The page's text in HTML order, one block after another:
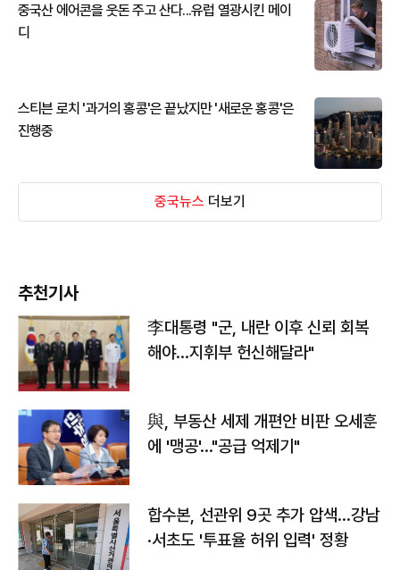
중국산 에어콘을 웃돈 주고 산다...유럽 열광시킨 메이
디
스티븐 로치 '과거의 홍콩'은 끝났지만 '새로운 홍콩'은
진행중
중국뉴스 더보기
추천기사
李대통령 "군, 내란 이후 신뢰 회복
해야…지휘부 헌신해달라"
與, 부동산 세제 개편안 비판 오세훈
에 '맹공'…"공급 억제기"
합수본, 선관위 9곳 추가 압색…강남
·서초도 '투표율 허위 입력' 정황